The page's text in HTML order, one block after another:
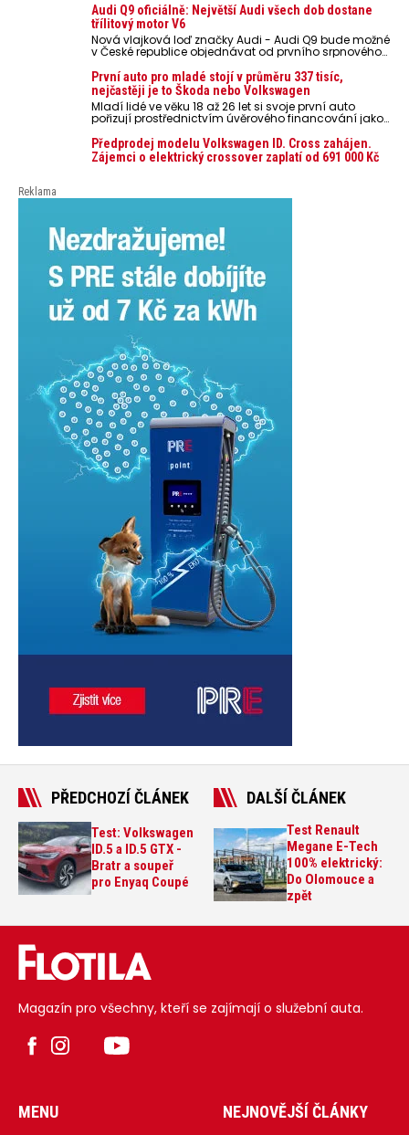
nebezpečí pro odložené mobilní telefony, powerbanky
nebo notebooky. Můžou urychlit stárnutí baterií,
poškodit elektroniku a ve výjimečných případech i
zvýšit riziko požáru.
Audi Q9 oficiálně: Největší Audi všech dob dostane
třílitový motor V6
Nová vlajková loď značky Audi - Audi Q9 bude možné
v České republice objednávat od prvního srpnového
První auto pro mladé stojí v průměru 337 tisíc,
nejčastěji je to Škoda nebo Volkswagen
Mladí lidé ve věku 18 až 26 let si svoje první auto
pořizují prostřednictvím úvěrového financování jako
auto. Průměrná pořizovací cena vozu dosahuje 337
tisíc korun a průměrná financovaná částka
přesahuje 251 tisíc korun. Vyplývá to z dat Leasingu
Předprodej modelu Volkswagen ID. Cross zahájen.
Zájemci o elektrický crossover zaplatí od 691 000 Kč
Reklama
PŘEDCHOZÍ ČLÁNEK
Test: Volkswagen
ID.5 a ID.5 GTX -
Bratr a soupeř
pro Enyaq Coupé
DALŠÍ ČLÁNEK
Test Renault
Megane E-Tech
100% elektrický:
Do Olomouce a
zpět
Magazín pro všechny, kteří se zajímají o služební auta.
MENU NEJNOVĚJŠÍ ČLÁNKY